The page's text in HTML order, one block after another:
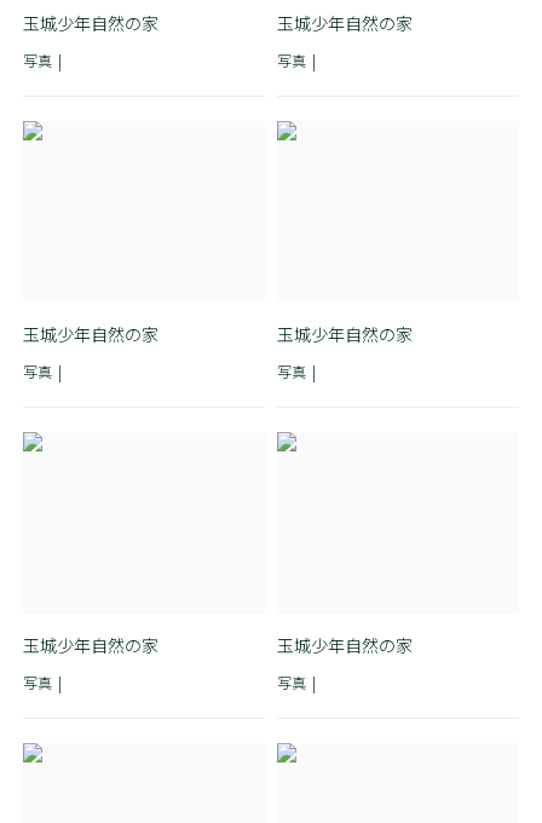
玉城少年自然の家
写真
玉城少年自然の家
写真
玉城少年自然の家
写真
玉城少年自然の家
写真
玉城少年自然の家
写真
玉城少年自然の家
写真